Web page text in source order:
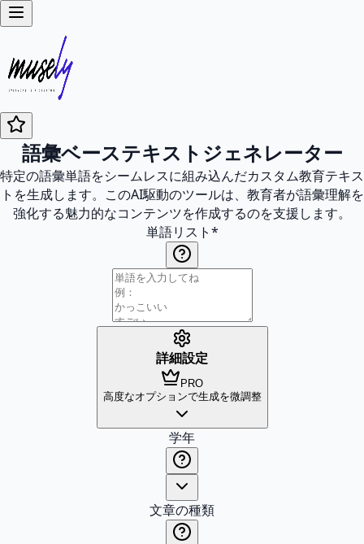
語彙ベーステキストジェネレーター
特定の語彙単語をシームレスに組み込んだカスタム教育テキス
トを生成します。このAI駆動のツールは、教育者が語彙理解を
強化する魅力的なコンテンツを作成するのを支援します。
単語リスト*
詳細設定
PRO
高度なオプションで生成を微調整
学年
文章の種類